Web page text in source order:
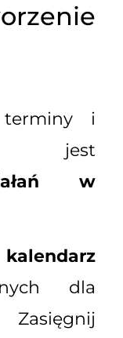
i
jest
w
kalendarz
dla